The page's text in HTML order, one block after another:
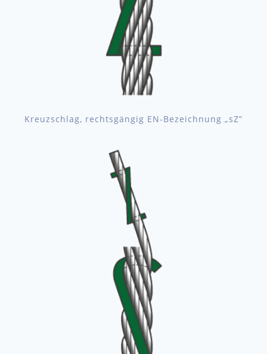
Kreuzschlag, rechtsgängig EN-Bezeichnung „sZ”